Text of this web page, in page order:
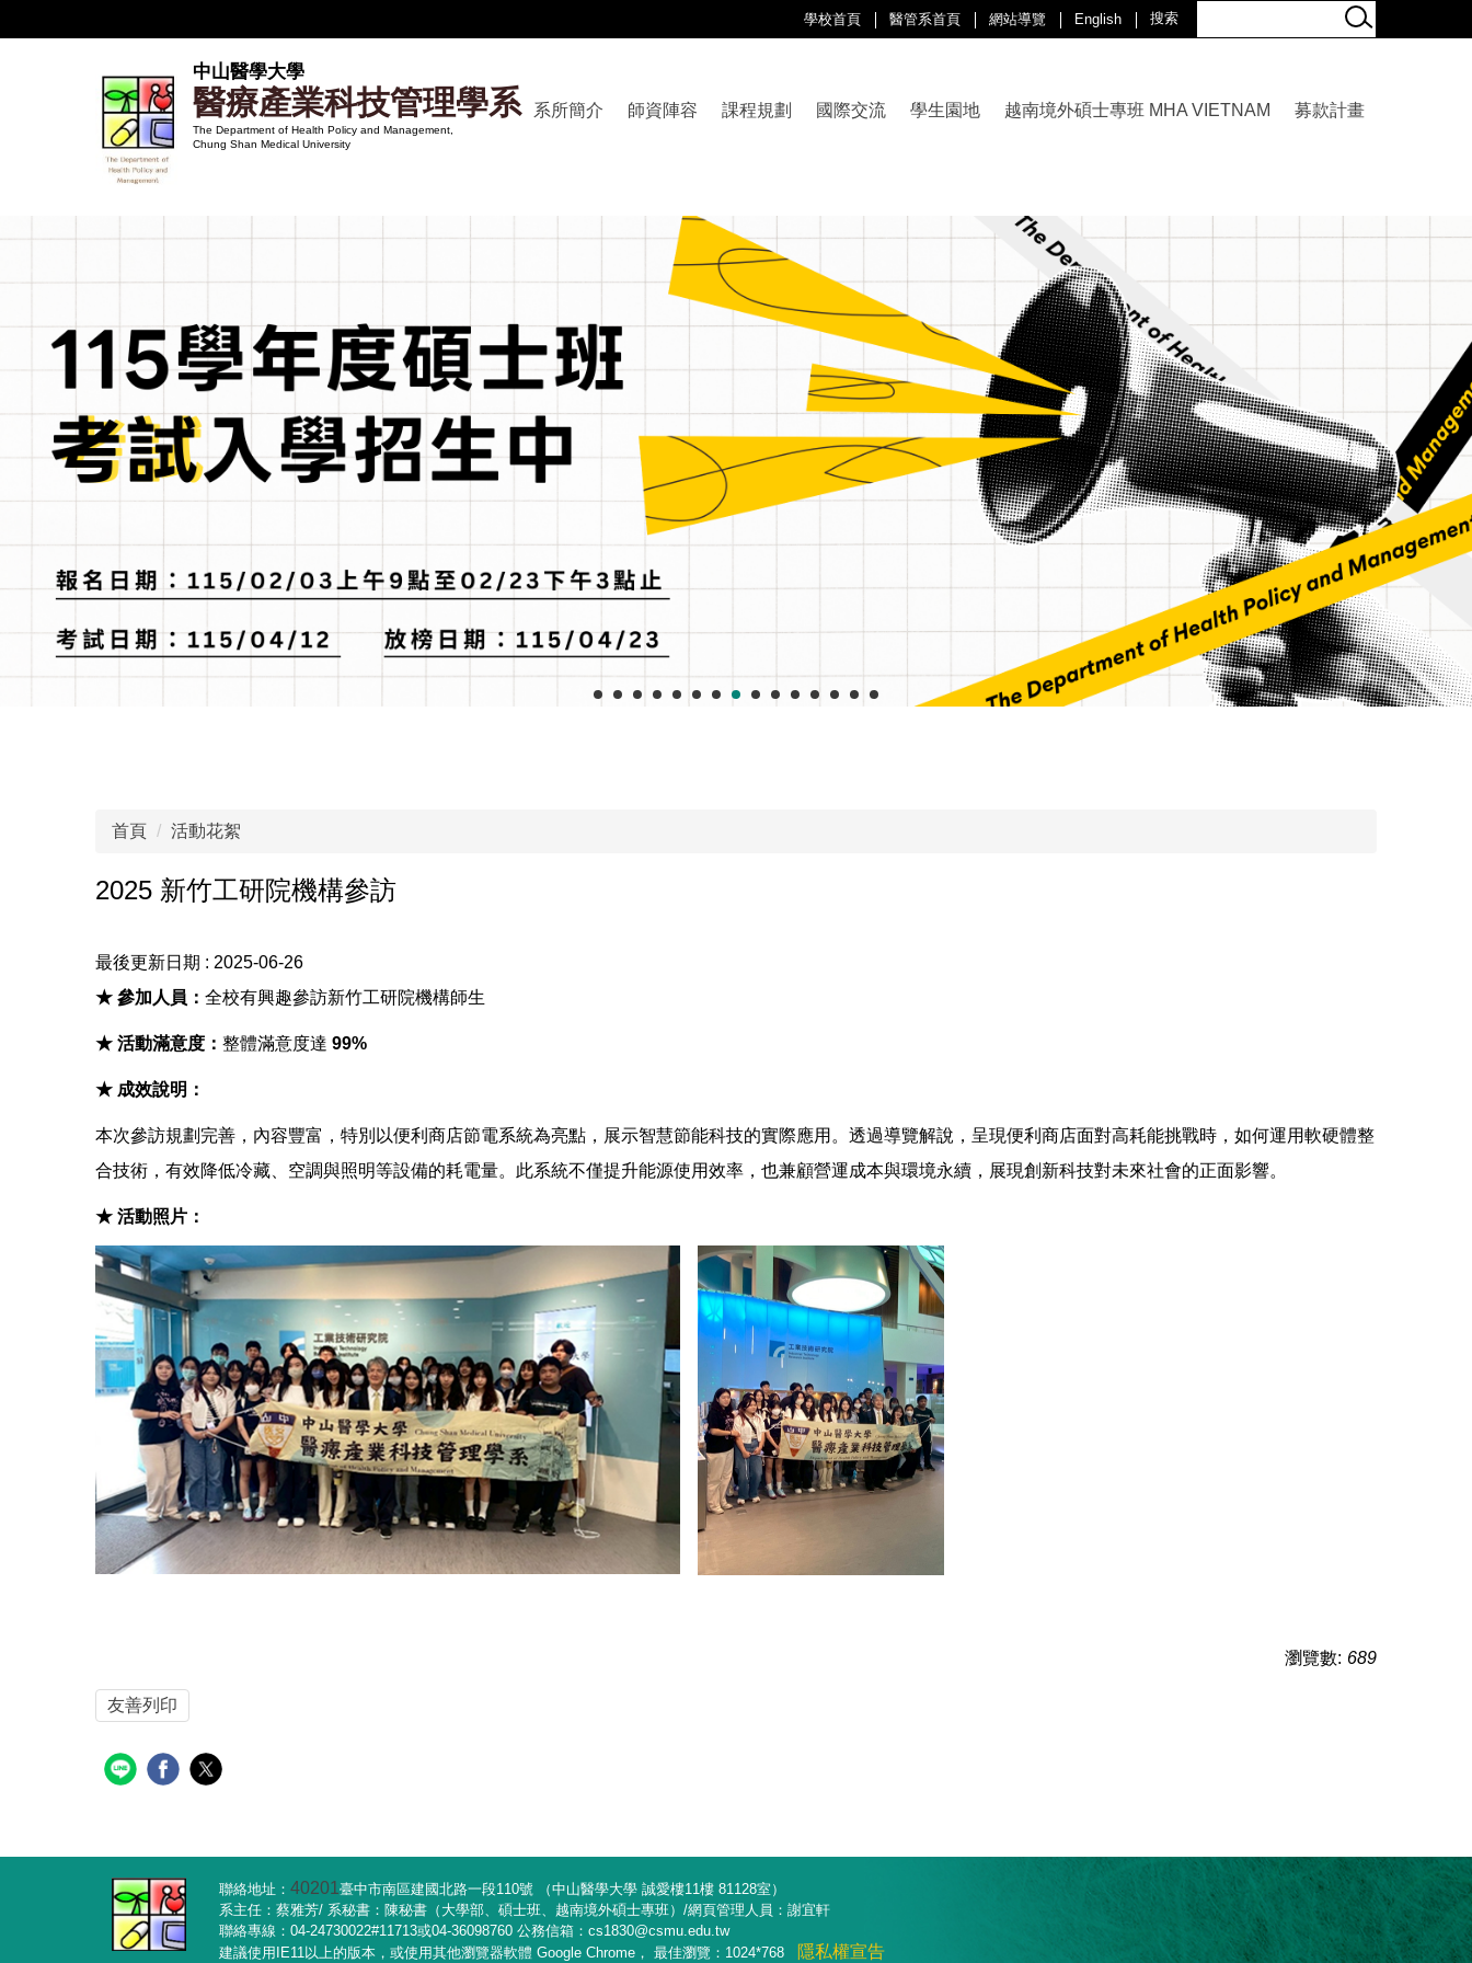
到
中山醫學大學
醫療產業科技管理學系
The Department of Health Policy and Management,
Chung Shan Medical University
系所簡介 師資陣容 課程規劃 國際交流 學生園地 越南境外碩士專班 MHA VIETNAM 募款計畫
學校首頁 醫管系首頁 網站導覽 English
首頁 活動花絮
2025 新竹工研院機構參訪
最後更新日期 : 2025-06-26
★ 參加人員： 全校有興趣參訪新竹工研院機構師生
★ 活動滿意度： 整體滿意度達 99%
★ 成效說明：
本次參訪規劃完善，內容豐富，特別以便利商店節電系統為亮點，展示智慧節能科技的實際應用。透過導覽解說，呈現便利商店面對高耗能挑戰時，如何運用軟硬體整
合技術，有效降低冷藏、空調與照明等設備的耗電量。此系統不僅提升能源使用效率，也兼顧營運成本與環境永續，展現創新科技對未來社會的正面影響。
★ 活動照片：
瀏覽數: 689
友善列印
聯絡地址： 40201 臺中市南區建國北路一段110號 （中山醫學大學 誠愛樓11樓 81128室）
系主任：蔡雅芳/ 系秘書：陳秘書（大學部、碩士班、越南境外碩士專班）/網頁管理人員：謝宜軒
聯絡專線：04-24730022#11713或04-36098760 公務信箱：cs1830@csmu.edu.tw
建議使用IE11以上的版本，或使用其他瀏覽器軟體 Google Chrome， 最佳瀏覽：1024*768
隱私權宣告